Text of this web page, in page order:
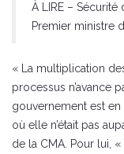
À LIRE –
Premier ministre
« La multiplication
processus n’avance
gouvernement est
où elle n’était pas
de la CMA. Pour lui,